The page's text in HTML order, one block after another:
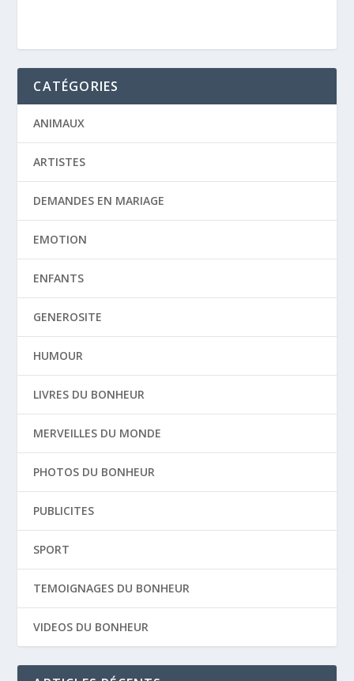
CATÉGORIES
ANIMAUX
ARTISTES
DEMANDES EN MARIAGE
EMOTION
ENFANTS
GENEROSITE
HUMOUR
LIVRES DU BONHEUR
MERVEILLES DU MONDE
PHOTOS DU BONHEUR
PUBLICITES
SPORT
TEMOIGNAGES DU BONHEUR
VIDEOS DU BONHEUR